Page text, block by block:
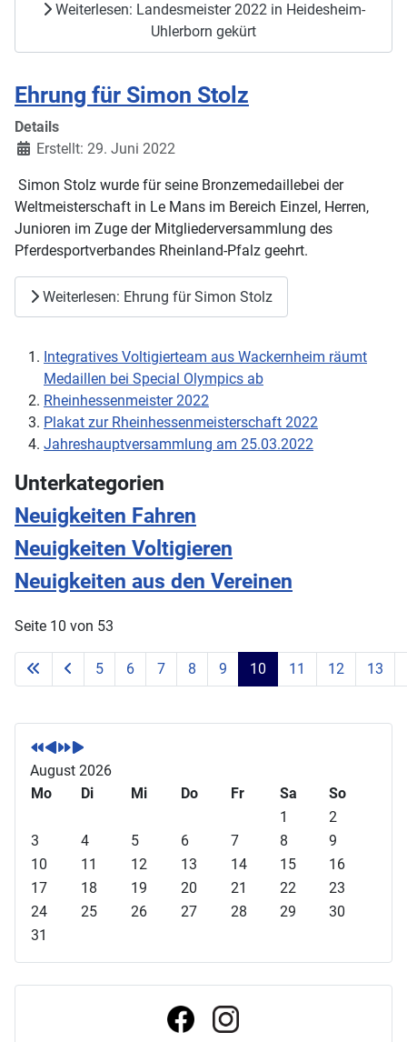
Weiterlesen: Landesmeister 2022 in Heidesheim-
Uhlerborn gekürt
Ehrung für Simon Stolz
Details
Erstellt: 29. Juni 2022
Simon Stolz wurde für seine Bronzemedaillebei der
Weltmeisterschaft in Le Mans im Bereich Einzel, Herren,
Junioren im Zuge der Mitgliederversammlung des
Pferdesportverbandes Rheinland-Pfalz geehrt.
Weiterlesen: Ehrung für Simon Stolz
Integratives Voltigierteam aus Wackernheim räumt
Medaillen bei Special Olympics ab
Rheinhessenmeister 2022
Plakat zur Rheinhessenmeisterschaft 2022
Jahreshauptversammlung am 25.03.2022
Unterkategorien
Neuigkeiten Fahren
Neuigkeiten Voltigieren
Neuigkeiten aus den Vereinen
Seite 10 von 53
5 6 7 8 9 10 11 12 13
V
o
r
h
r
i
g
s
J
a
h
V
o
r
h
i
g
r
o
n
N
ä
c
r
N
ä
c
a
t
August 2026
Mo
Di Mi Do Fr Sa
So
1
2
3
4 5 6 7 8
9
10
11 12 13 14 15
16
17
18 19 20 21 22
23
24
25 26 27 28 29
30
31